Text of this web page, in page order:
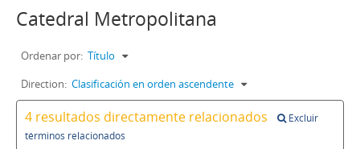
Catedral Metropolitana
Ordenar por: Título
Direction: Clasificación en orden ascendente
4 resultados directamente relacionados
Excluir
términos relacionados